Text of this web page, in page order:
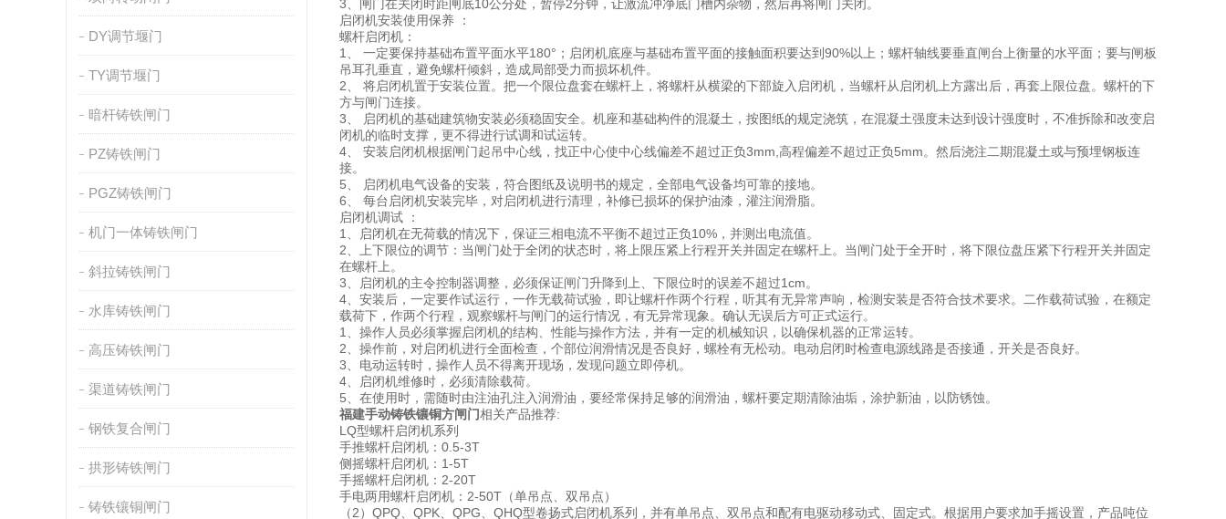
DY调节堰门
TY调节堰门
暗杆铸铁闸门
PZ铸铁闸门
PGZ铸铁闸门
机门一体铸铁闸门
斜拉铸铁闸门
水库铸铁闸门
高压铸铁闸门
渠道铸铁闸门
钢铁复合闸门
拱形铸铁闸门
铸铁镶铜闸门
3、闸门在关闭时距闸底10公分处，暂停2分钟，让激流冲净底门槽内杂物，然后再将闸门关闭。
启闭机安装使用保养 ：
螺杆启闭机：
1、 一定要保持基础布置平面水平180°；启闭机底座与基础布置平面的接触面积要达到90%以上；螺杆轴线要垂直闸台上衡量的水平面；要与闸板
吊耳孔垂直，避免螺杆倾斜，造成局部受力而损坏机件。
2、 将启闭机置于安装位置。把一个限位盘套在螺杆上，将螺杆从横梁的下部旋入启闭机，当螺杆从启闭机上方露出后，再套上限位盘。螺杆的下
方与闸门连接。
3、 启闭机的基础建筑物安装必须稳固安全。机座和基础构件的混凝土，按图纸的规定浇筑，在混凝土强度未达到设计强度时，不准拆除和改变启
闭机的临时支撑，更不得进行试调和试运转。
4、 安装启闭机根据闸门起吊中心线，找正中心使中心线偏差不超过正负3mm,高程偏差不超过正负5mm。然后浇注二期混凝土或与预埋钢板连
接。
5、 启闭机电气设备的安装，符合图纸及说明书的规定，全部电气设备均可靠的接地。
6、 每台启闭机安装完毕，对启闭机进行清理，补修已损坏的保护油漆，灌注润滑脂。
启闭机调试 ：
1、启闭机在无荷载的情况下，保证三相电流不平衡不超过正负10%，并测出电流值。
2、上下限位的调节：当闸门处于全闭的状态时，将上限压紧上行程开关并固定在螺杆上。当闸门处于全开时，将下限位盘压紧下行程开关并固定
在螺杆上。
3、启闭机的主令控制器调整，必须保证闸门升降到上、下限位时的误差不超过1cm。
4、安装后，一定要作试运行，一作无载荷试验，即让螺杆作两个行程，听其有无异常声响，检测安装是否符合技术要求。二作载荷试验，在额定
载荷下，作两个行程，观察螺杆与闸门的运行情况，有无异常现象。确认无误后方可正式运行。
1、操作人员必须掌握启闭机的结构、性能与操作方法，并有一定的机械知识，以确保机器的正常运转。
2、操作前，对启闭机进行全面检查，个部位润滑情况是否良好，螺栓有无松动。电动启闭时检查电源线路是否接通，开关是否良好。
3、电动运转时，操作人员不得离开现场，发现问题立即停机。
4、启闭机维修时，必须清除载荷。
5、在使用时，需随时由注油孔注入润滑油，要经常保持足够的润滑油，螺杆要定期清除油垢，涂护新油，以防锈蚀。
福建手动铸铁镶铜方闸门相关产品推荐:
LQ型螺杆启闭机系列
手推螺杆启闭机：0.5-3T
侧摇螺杆启闭机：1-5T
手摇螺杆启闭机：2-20T
手电两用螺杆启闭机：2-50T（单吊点、双吊点）
（2）QPQ、QPK、QPG、QHQ型卷扬式启闭机系列，并有单吊点、双吊点和配有电驱动移动式、固定式。根据用户要求加手摇设置，产品吨位